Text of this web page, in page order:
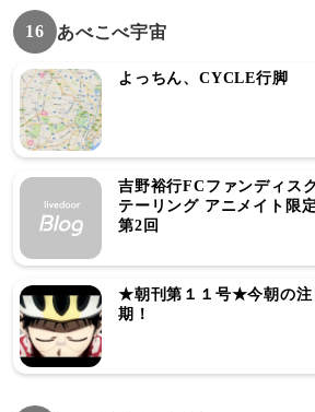
16 あべこべ宇宙
よっちん、CYCLE行脚
吉野裕行FCファンディス
テーリング アニメイト限
第2回
★朝刊第１１号★今朝の注
期！